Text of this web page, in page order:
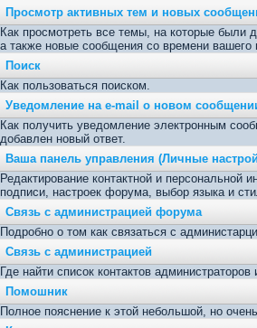
Просмотр активных тем и новых
Как просмотреть все темы, на которые были
а также новые сообщения со времени вашего
Поиск
Как пользоваться поиском.
Уведомление на е-mail о новом
Как получить уведомление электронным
добавлен новый ответ.
Ваша панель управления (Личные
Редактирование контактной и персональной
подписи, настроек форума, выбор языка и
Связь с администрацией форума
Подробно о том как связаться с
Связь с администрацией
Где найти список контактов
Помошник
Полное пояснение к этой небольшой, но